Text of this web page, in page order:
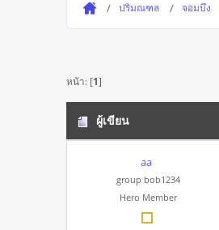
ปริมณฑล จอมบึง
หน้า: [1]
ผู้เขียน
aa
group bob1234
Hero Member